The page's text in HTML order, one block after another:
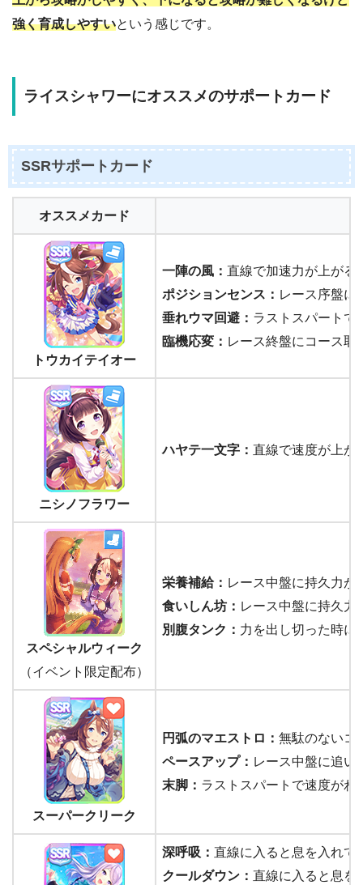
強く育成しやすいという感じです。
ライスシャワーにオススメのサポートカード
SSRサポートカード
オススメカード
トウカイテイオー
一陣の風： 直線で加速力が上がる
ポジションセンス： レース序盤に
垂れウマ回避： ラストスパートで
臨機応変： レース終盤にコース取
ニシノフラワー
ハヤテ一文字： 直線で速度が上が
スペシャルウィーク
（イベント限定配布）
栄養補給： レース中盤に持久力が
食いしん坊： レース中盤に持久力
別腹タンク： 力を出し切った時に
スーパークリーク
円弧のマエストロ： 無駄のないコ
ペースアップ： レース中盤に追い
末脚： ラストスパートで速度がわ
深呼吸： 直線に入ると息を入れて
クールダウン： 直線に入ると息を